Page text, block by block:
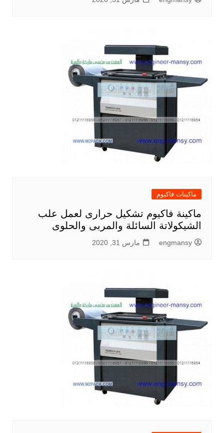
ماكينات فاكيوم
ماكينة فاكيوم تشكيل حرارى لعمل علب
الشيكولاتة السائلة والمربى والحلوى
engmansy مارس 31, 2020